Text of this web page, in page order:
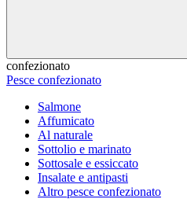
confezionato
Pesce confezionato
Salmone
Affumicato
Al naturale
Sottolio e marinato
Sottosale e essiccato
Insalate e antipasti
Altro pesce confezionato